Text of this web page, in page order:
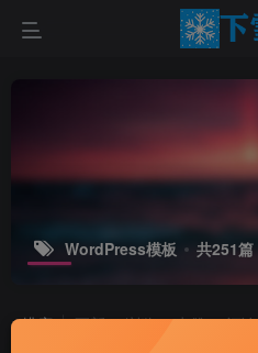
WordPress模板 共251篇
排序 更新 浏览 点赞 评论